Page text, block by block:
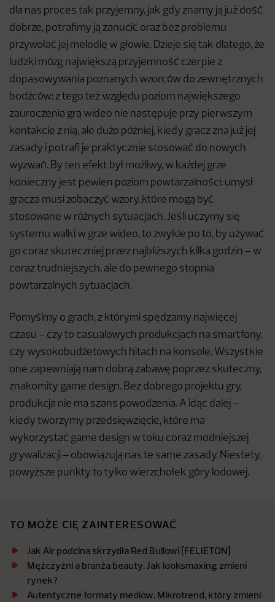
dla nas proces tak przyjemny, jak gdy znamy ją już dość
dobrze, potrafimy ją zanucić oraz bez problemu
przywołać jej melodię w głowie. Dzieje się tak dlatego, że
ludzki mózg największą przyjemność czerpie z
dopasowywania poznanych wzorców do zewnętrznych
bodźców: z tego też względu poziom największego
zauroczenia grą wideo nie następuje przy pierwszym
kontakcie z nią, ale dużo później, kiedy gracz zna już jej
zasady i potrafi je praktycznie stosować do nowych
wyzwań. By ten efekt był możliwy, w każdej grze
konieczny jest pewien poziom powtarzalności: umysł
gracza musi zobaczyć wzory, które mogą być
stosowane w różnych sytuacjach. Jeśli uczymy się
systemu walki w grze wideo, to zwykle po to, by używać
go coraz skuteczniej przez najbliższych kilka godzin – w
coraz trudniejszych, ale do pewnego stopnia
powtarzalnych sytuacjach.
Pomyślmy o grach, z którymi spędzamy najwięcej
czasu – czy to casualowych produkcjach na smartfony,
czy wysokobudżetowych hitach na konsole. Wszystkie
one zapewniają nam dobrą zabawę poprzez skuteczny,
znakomity game design. Bez dobrego projektu gry,
produkcja nie ma szans powodzenia. A idąc dalej –
kiedy tworzymy przedsięwzięcie, które ma
wykorzystać game design w toku coraz modniejszej
grywalizacji – obowiązują nas te same zasady. Niestety,
powyższe punkty to tylko wierzchołek góry lodowej.
TO MOŻE CIĘ ZAINTERESOWAĆ
Jak Air podcina skrzydła Red Bullowi [FELIETON]
Mężczyźni a branża beauty. Jak looksmaxing zmieni
rynek?
Autentyczne formaty mediów. Mikrotrend, który zmieni